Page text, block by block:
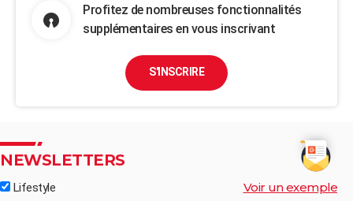
Profitez de nombreuses fonctionnalités
supplémentaires en vous inscrivant
S'INSCRIRE
NEWSLETTERS
Lifestyle Voir un exemple